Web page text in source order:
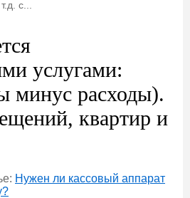
с...
услугами:
минус расходы).
квартир и
Нужен ли кассовый аппарат